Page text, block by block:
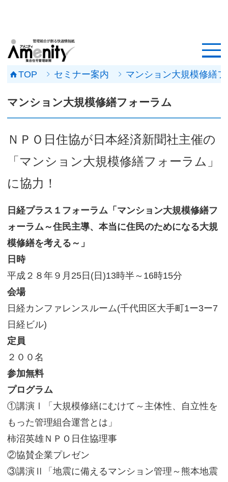
記事一覧
工事事例
メンテナンス会社
マンションメンテの無料相談
会社概要
サイトマップ
TOP セミナー案内 マンション大規模修繕
マンション大規模修繕フォーラム
ＮＰＯ日住協が日本経済新聞社主催の
「マンション大規模修繕フォーラム」
に協力！
日経プラス１フォーラム「マンション大規模修繕フ
ォーラム～住民主導、本当に住民のためになる大規
模修繕を考える～」
日時
平成２８年９月25日(日)13時半～16時15分
会場
日経カンファレンスルーム(千代田区大手町1ー3ー7
日経ビル)
定員
２００名
参加無料
プログラム
①講演Ⅰ「大規模修繕にむけて～主体性、自立性を
もった管理組合運営とは」
柿沼英雄ＮＰＯ日住協理事
②協賛企業プレゼン
③講演Ⅱ「地震に備えるマンション管理～熊本地震